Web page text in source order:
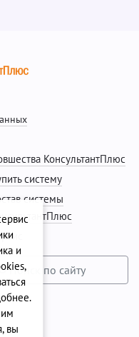
КонсультантПлюс
систему
системы
и
вы